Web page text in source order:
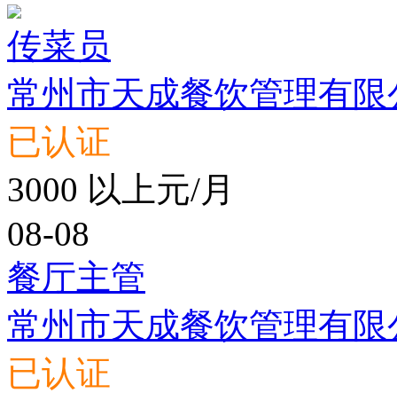
传菜员
常州市天成餐饮管理有限
已认证
3000 以上元/月
08-08
餐厅主管
常州市天成餐饮管理有限
已认证